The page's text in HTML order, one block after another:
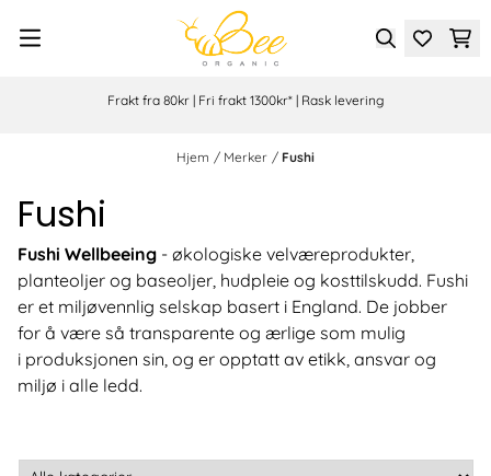
Frakt fra 80kr | Fri frakt 1300kr* | Rask levering
Hjem / Merker / Fushi
Fushi
Fushi Wellbeeing - økologiske velværeprodukter,
planteoljer og baseoljer, hudpleie og kosttilskudd. Fushi
er et miljøvennlig selskap basert i England. De jobber
for å være så transparente og ærlige som mulig
i produksjonen sin, og er opptatt av etikk, ansvar og
miljø i alle ledd.